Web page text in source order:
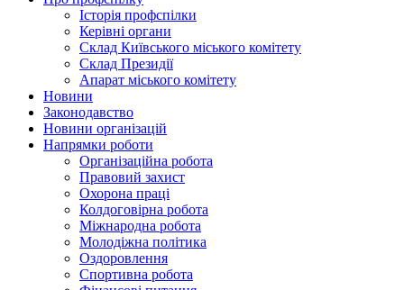
Історія профспілки
Керівні органи
Склад Київського міського комітету
Склад Президії
Апарат міського комітету
Новини
Законодавство
Новини організацій
Напрямки роботи
Організаційна робота
Правовий захист
Охорона праці
Колдоговірна робота
Міжнародна робота
Молодіжна політика
Оздоровлення
Спортивна робота